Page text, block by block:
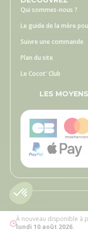
À nouveau disponible à
lundi 10 août 2026.
Qui sommes-nous ?
Le guide de la mère
Suivre une commande
Plan du site
Le Cocot' Club
LES